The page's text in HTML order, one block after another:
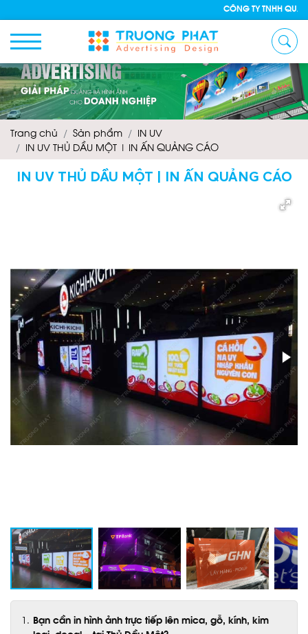
CÔNG TY TNHH QUẢNG CÁO
Trang chủ Sản phẩm
IN UV
IN UV THỦ DẦU MỘT | IN ẤN QUẢNG CÁO
IN UV THỦ DẦU MỘT | IN ẤN QUẢNG CÁO
Bạn cần in hình ảnh trực tiếp lên mica, gỗ, kính, kim